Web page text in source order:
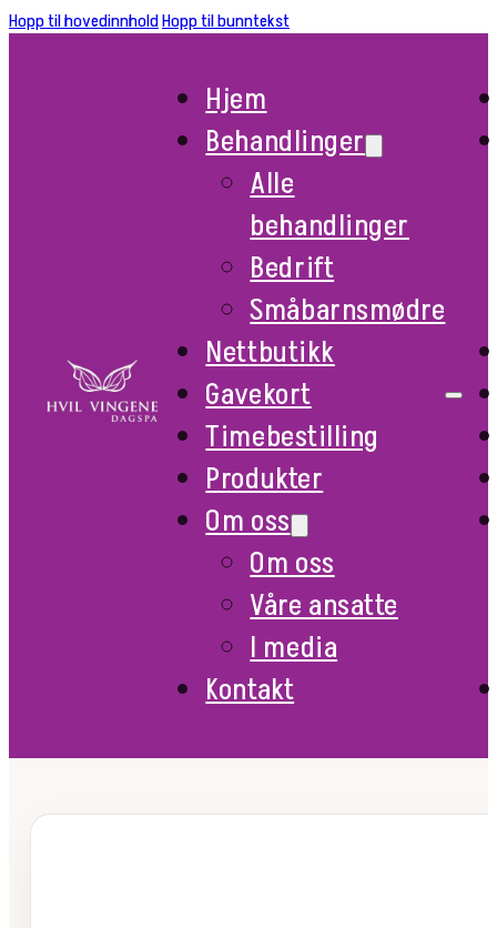
Hopp til hovedinnholdHopp til bunntekst
Hjem
Behandlinger
Alle
behandlinger
Bedrift
Småbarnsmødre
Nettbutikk
Gavekort
Timebestilling
Produkter
Om oss
Om oss
Våre ansatte
I media
Kontakt